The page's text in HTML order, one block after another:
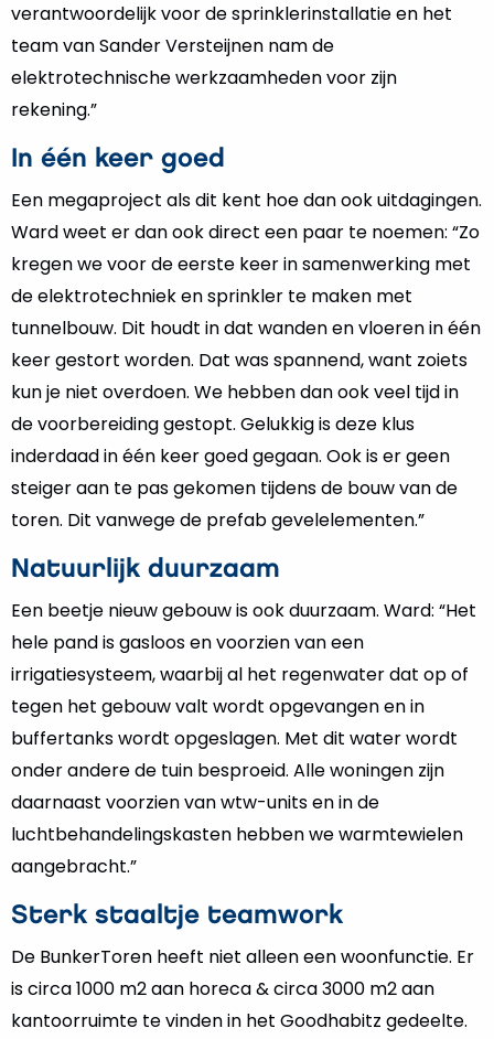
verantwoordelijk voor de sprinklerinstallatie en het
team van Sander Versteijnen nam de
elektrotechnische werkzaamheden voor zijn
rekening.”
In één keer goed
Een megaproject als dit kent hoe dan ook uitdagingen.
Ward weet er dan ook direct een paar te noemen: “Zo
kregen we voor de eerste keer in samenwerking met
de elektrotechniek en sprinkler te maken met
tunnelbouw. Dit houdt in dat wanden en vloeren in één
keer gestort worden. Dat was spannend, want zoiets
kun je niet overdoen. We hebben dan ook veel tijd in
de voorbereiding gestopt. Gelukkig is deze klus
inderdaad in één keer goed gegaan. Ook is er geen
steiger aan te pas gekomen tijdens de bouw van de
toren. Dit vanwege de prefab gevelelementen.”
Natuurlijk duurzaam
Een beetje nieuw gebouw is ook duurzaam. Ward: “Het
hele pand is gasloos en voorzien van een
irrigatiesysteem, waarbij al het regenwater dat op of
tegen het gebouw valt wordt opgevangen en in
buffertanks wordt opgeslagen. Met dit water wordt
onder andere de tuin besproeid. Alle woningen zijn
daarnaast voorzien van wtw-units en in de
luchtbehandelingskasten hebben we warmtewielen
aangebracht.”
Sterk staaltje teamwork
De BunkerToren heeft niet alleen een woonfunctie. Er
is circa 1000 m2 aan horeca & circa 3000 m2 aan
kantoorruimte te vinden in het Goodhabitz gedeelte.